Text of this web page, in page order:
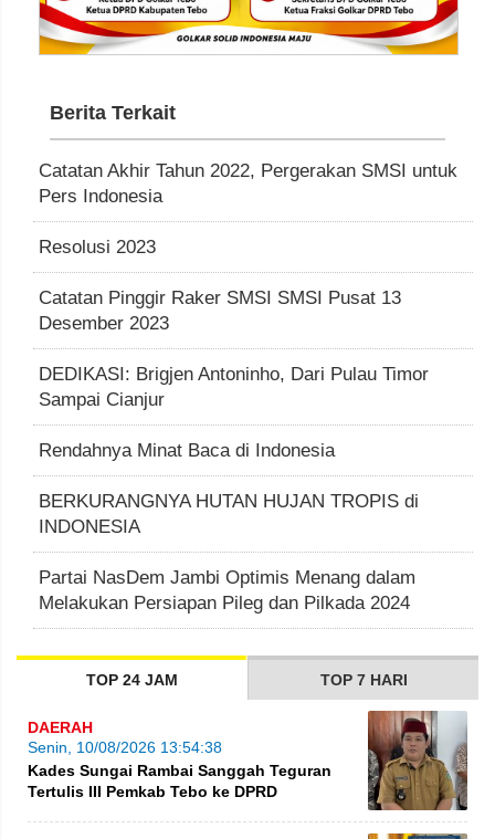
Berita Terkait
Catatan Akhir Tahun 2022, Pergerakan SMSI untuk
Pers Indonesia
Resolusi 2023
Catatan Pinggir Raker SMSI SMSI Pusat 13
Desember 2023
DEDIKASI: Brigjen Antoninho, Dari Pulau Timor
Sampai Cianjur
Rendahnya Minat Baca di Indonesia
BERKURANGNYA HUTAN HUJAN TROPIS di
INDONESIA
Partai NasDem Jambi Optimis Menang dalam
Melakukan Persiapan Pileg dan Pilkada 2024
TOP 24 JAM TOP 7 HARI
DAERAH
Senin, 10/08/2026 13:54:38
Kades Sungai Rambai Sanggah Teguran
Tertulis III Pemkab Tebo ke DPRD